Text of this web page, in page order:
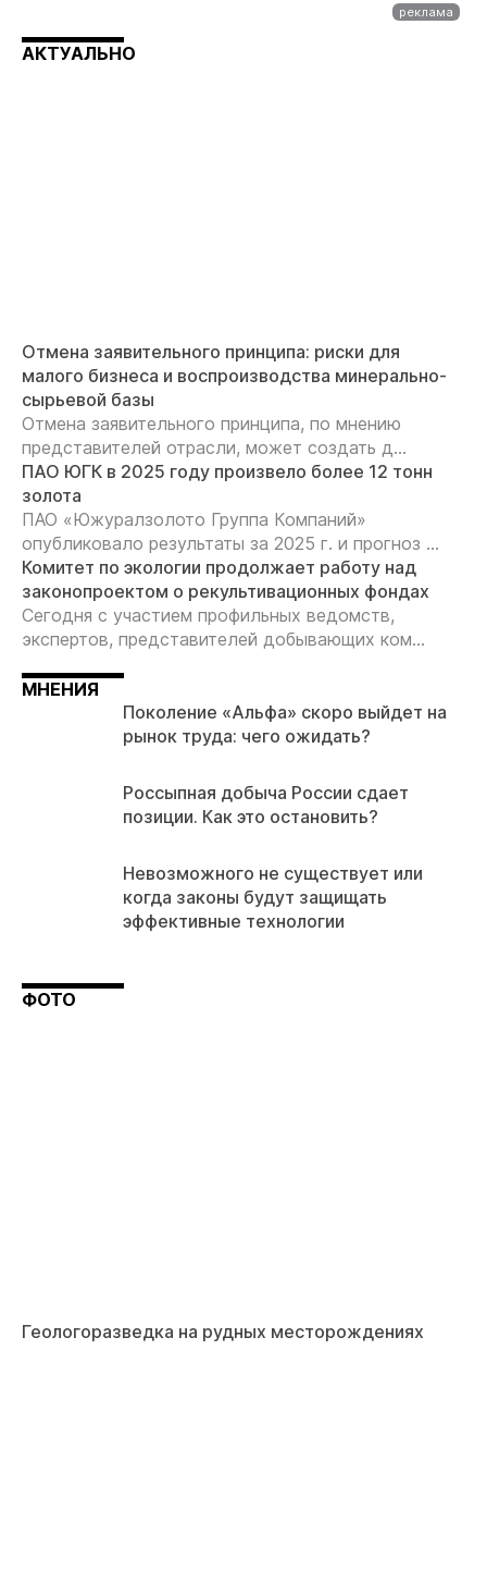
АКТУАЛЬНО
Отмена заявительного принципа: риски для
малого бизнеса и воспроизводства минерально-
сырьевой базы
Отмена заявительного принципа, по мнению
представителей отрасли, может создать д...
ПАО ЮГК в 2025 году произвело более 12 тонн
золота
ПАО «Южуралзолото Группа Компаний»
опубликовало результаты за 2025 г. и прогноз ...
Комитет по экологии продолжает работу над
законопроектом о рекультивационных фондах
Сегодня с участием профильных ведомств,
экспертов, представителей добывающих ком...
МНЕНИЯ
Поколение «Альфа» скоро выйдет на
рынок труда: чего ожидать?
Россыпная добыча России сдает
позиции. Как это остановить?
Невозможного не существует или
когда законы будут защищать
эффективные технологии
ФОТО
Геологоразведка на рудных месторождениях